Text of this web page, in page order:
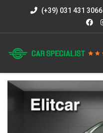
(+39) 031 431 3066